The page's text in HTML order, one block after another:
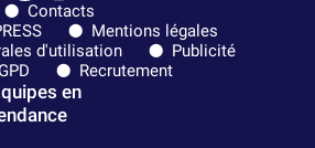
Contacts
Mentions légales
d'utilisation
Publicité
Recrutement
en